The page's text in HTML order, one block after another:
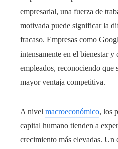
empresarial, una fuerza de
motivada puede significar la
fracaso. Empresas como
intensamente en el bienestar y
empleados, reconociendo que
mayor ventaja competitiva.
A nivel macroeconómico, los
capital humano tienden a
crecimiento más elevadas.